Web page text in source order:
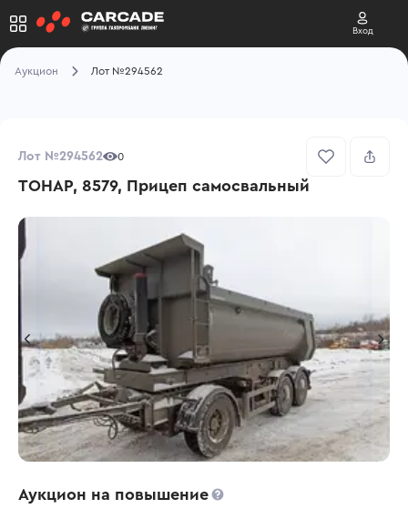
Вход
Аукцион Лот №294562
Лот №294562 0
ТОНАР, 8579, Прицеп самосвальный
Аукцион на повышение